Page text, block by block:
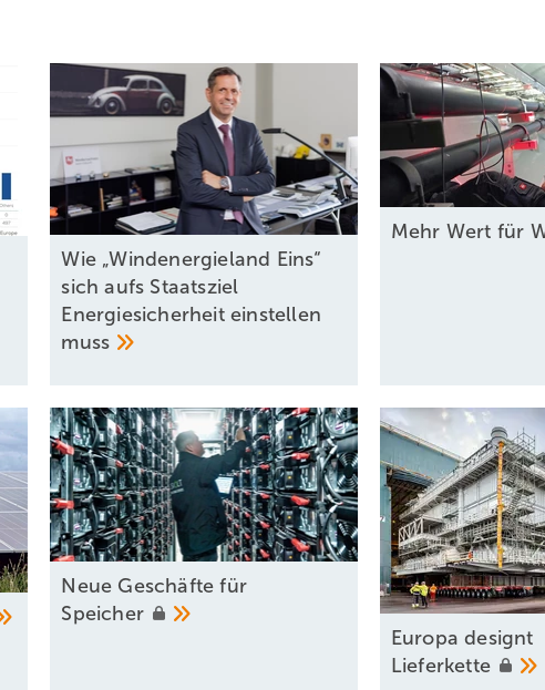
Wie „Windenergieland Eins“
sich aufs Staatsziel
Energiesicherheit einstellen
muss
Mehr Wert für
Neue Geschäfte für
Speicher
Europa designt
Lieferkette